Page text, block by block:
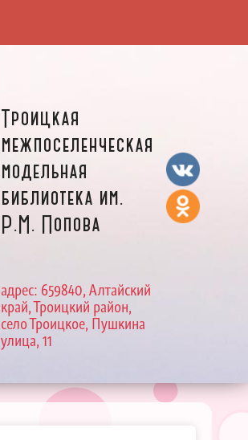
Троицкая
межпоселенческая
модельная
библиотека им.
Р.М. Попова
адрес: 659840, Алтайский
край, Троицкий район,
село Троицкое, Пушкина
улица, 11